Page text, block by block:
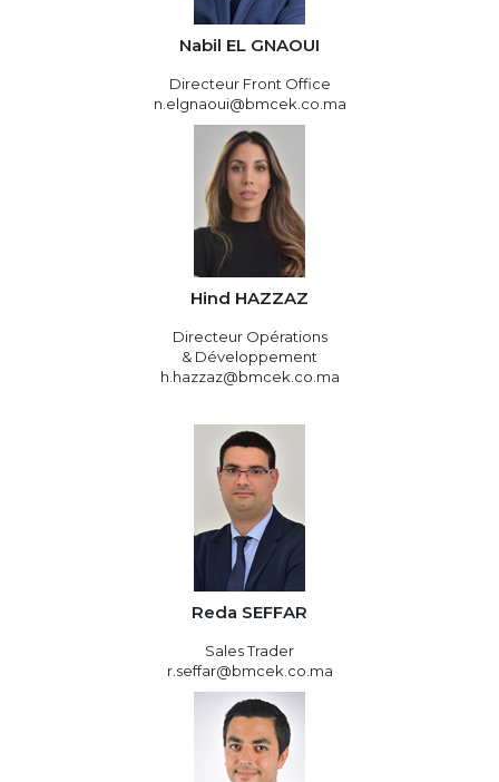
Nabil EL GNAOUI
Directeur Front Office
n.elgnaoui@bmcek.co.ma
Hind HAZZAZ
Directeur Opérations
& Développement
h.hazzaz@bmcek.co.ma
Reda SEFFAR
Sales Trader
r.seffar@bmcek.co.ma